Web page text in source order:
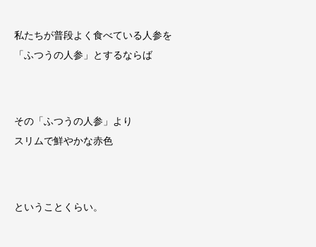
私たちが普段よく食べている人参を
「ふつうの人参」とするならば
その「ふつうの人参」より
スリムで鮮やかな赤色
ということくらい。